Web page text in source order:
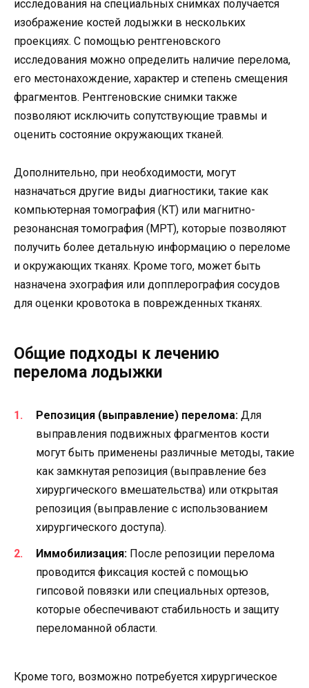
исследования на специальных снимках получается
изображение костей лодыжки в нескольких
проекциях. С помощью рентгеновского
исследования можно определить наличие перелома,
его местонахождение, характер и степень смещения
фрагментов. Рентгеновские снимки также
позволяют исключить сопутствующие травмы и
оценить состояние окружающих тканей.
Дополнительно, при необходимости, могут
назначаться другие виды диагностики, такие как
компьютерная томография (КТ) или магнитно-
резонансная томография (МРТ), которые позволяют
получить более детальную информацию о переломе
и окружающих тканях. Кроме того, может быть
назначена эхография или допплерография сосудов
для оценки кровотока в поврежденных тканях.
Общие подходы к лечению
перелома лодыжки
Репозиция (выправление) перелома: Для
выправления подвижных фрагментов кости
могут быть применены различные методы, такие
как замкнутая репозиция (выправление без
хирургического вмешательства) или открытая
репозиция (выправление с использованием
хирургического доступа).
Иммобилизация: После репозиции перелома
проводится фиксация костей с помощью
гипсовой повязки или специальных ортезов,
которые обеспечивают стабильность и защиту
переломанной области.
Кроме того, возможно потребуется хирургическое